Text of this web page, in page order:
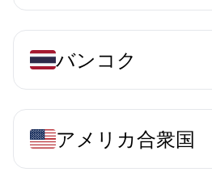
バンコク
アメリカ合衆国